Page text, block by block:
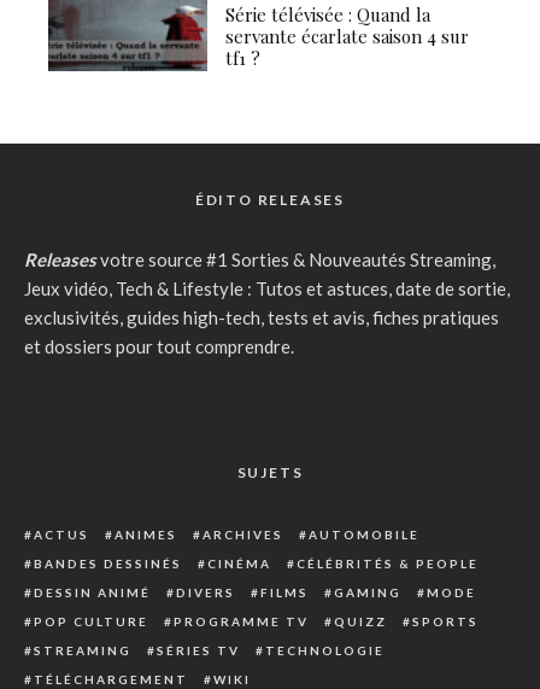
Série télévisée : Quand la
servante écarlate saison 4 sur
tf1 ?
ÉDITO RELEASES
Releasesvotre source #1 Sorties & Nouveautés Streaming,
Jeux vidéo, Tech & Lifestyle : Tutos et astuces, date de sortie,
exclusivités, guides high-tech, tests et avis, fiches pratiques
et dossiers pour tout comprendre.
SUJETS
ACTUS ANIMES ARCHIVES
AUTOMOBILE
BANDES DESSINÉS
CINÉMA
CÉLÉBRITÉS & PEOPLE
DESSIN ANIMÉ
DIVERS FILMS GAMING
MODE
POP CULTURE
PROGRAMME TV QUIZZ
SPORTS
STREAMING
SÉRIES TV
TECHNOLOGIE
TÉLÉCHARGEMENT
WIKI